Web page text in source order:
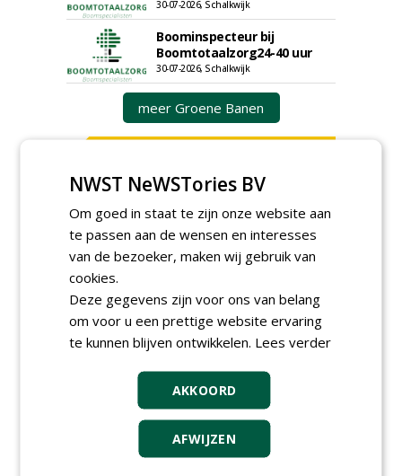
30-07-2026, Schalkwijk
Boominspecteur bij
Boomtotaalzorg24-40 uur
30-07-2026, Schalkwijk
meer Groene Banen
GREEN OUTLET
Iedereen kan gratis kleine advertenties
plaatsen via zijn eigen account.
Plaats een gratis advertentie
NWST NeWSTories BV
Om goed in staat te zijn onze website aan
te passen aan de wensen en interesses
van de bezoeker, maken wij gebruik van
cookies.
Deze gegevens zijn voor ons van belang
om voor u een prettige website ervaring
te kunnen blijven ontwikkelen. Lees verder
AKKOORD
AFWIJZEN